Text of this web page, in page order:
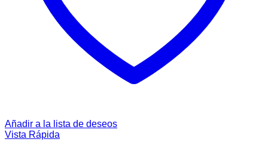
Añadir a la lista de deseos
Vista Rápida